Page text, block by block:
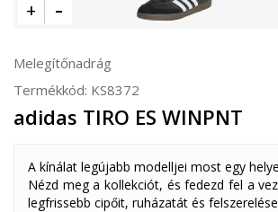
Melegítőnadrág
Termékkód: KS8372
adidas TIRO ES WINPNT
A kínálat legújabb modelljei most egy
Nézd meg a kollekciót, és fedezd fel a
legfrissebb cipőit, ruházatát és